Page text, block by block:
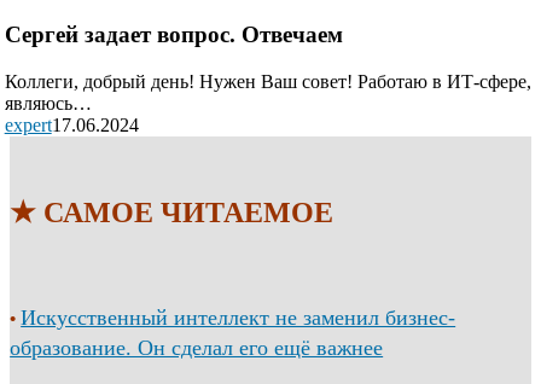
Сергей задает вопрос. Отвечаем
Коллеги, добрый день! Нужен Ваш совет! Работаю в ИТ-сфере,
являюсь…
expert17.06.2024
★ САМОЕ ЧИТАЕМОЕ
•Искусственный интеллект не заменил бизнес-
образование. Он сделал его ещё важнее